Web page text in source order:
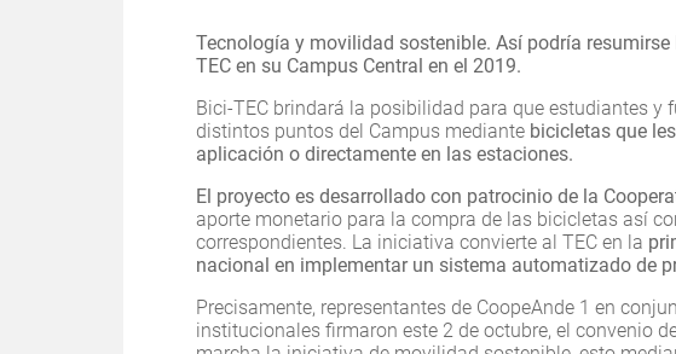
Tecnología y movilidad sostenible. Así podría
TEC en su Campus Central en el 2019.
Bici-TEC brindará la posibilidad para que estudiantes
distintos puntos del Campus mediante bicicletas que
aplicación o directamente en las estaciones.
El proyecto es desarrollado con patrocinio de la
aporte monetario para la compra de las bicicletas así
correspondientes. La iniciativa convierte al TEC en la
nacional en implementar un sistema automatizado de
Precisamente, representantes de CoopeAnde 1 en
institucionales firmaron este 2 de octubre, el convenio